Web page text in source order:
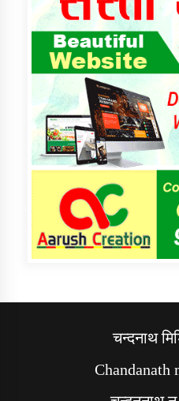
चन्दनाथ
Chandanath